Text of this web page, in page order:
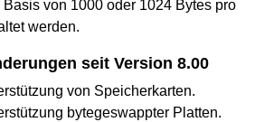
von 1000 oder 1024 Bytes pro
werden.
seit Version 8.00
von Speicherkarten.
bytegeswappter Platten.